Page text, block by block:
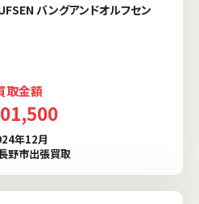
バングアンドオルフセン
取金額
年12月
野市出張買取